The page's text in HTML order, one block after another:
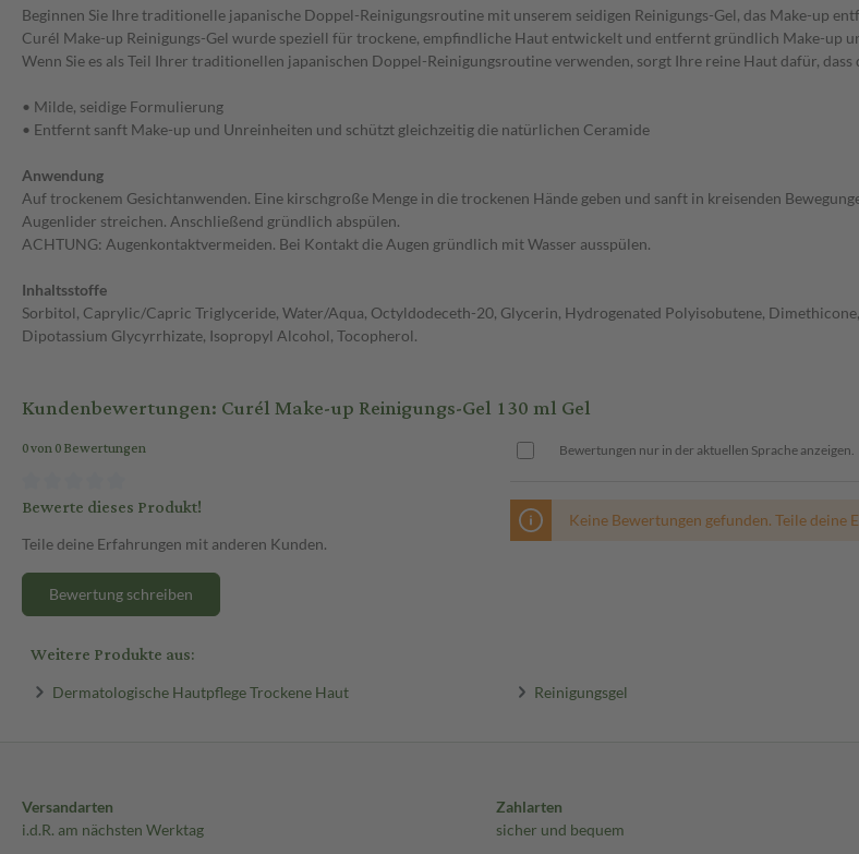
Beginnen Sie Ihre traditionelle japanische Doppel-Reinigungsroutine mit unserem seidigen Reinigungs-Gel, das Make-up
Curél Make-up Reinigungs-Gel wurde speziell für trockene, empfindliche Haut entwickelt und entfernt gründlich Make-up
Wenn Sie es als Teil Ihrer traditionellen japanischen Doppel-Reinigungsroutine verwenden, sorgt Ihre reine Haut dafür,
• Milde, seidige Formulierung
• Entfernt sanft Make-up und Unreinheiten und schützt gleichzeitig die natürlichen Ceramide
Anwendung
Auf trockenem Gesichtanwenden. Eine kirschgroße Menge in die trockenen Hände geben und sanft in kreisenden
Augenlider streichen. Anschließend gründlich abspülen.
ACHTUNG: Augenkontaktvermeiden. Bei Kontakt die Augen gründlich mit Wasser ausspülen.
Inhaltsstoffe
Sorbitol, Caprylic/Capric Triglyceride, Water/Aqua, Octyldodeceth-20, Glycerin, Hydrogenated Polyisobutene,
Dipotassium Glycyrrhizate, Isopropyl Alcohol, Tocopherol.
Kundenbewertungen: Curél Make-up Reinigungs-Gel 130 ml Gel
0 von 0 Bewertungen
Bewerte dieses Produkt!
Teile deine Erfahrungen mit anderen Kunden.
Bewertung schreiben
Bewertungen nur in der aktuellen Sprache anzeigen.
Keine Bewertungen gefunden. Teile deine
Weitere Produkte aus:
Dermatologische Hautpflege Trockene Haut Reinigungsgel
Versandarten
i.d.R. am nächsten Werktag
Zahlarten
sicher und bequem